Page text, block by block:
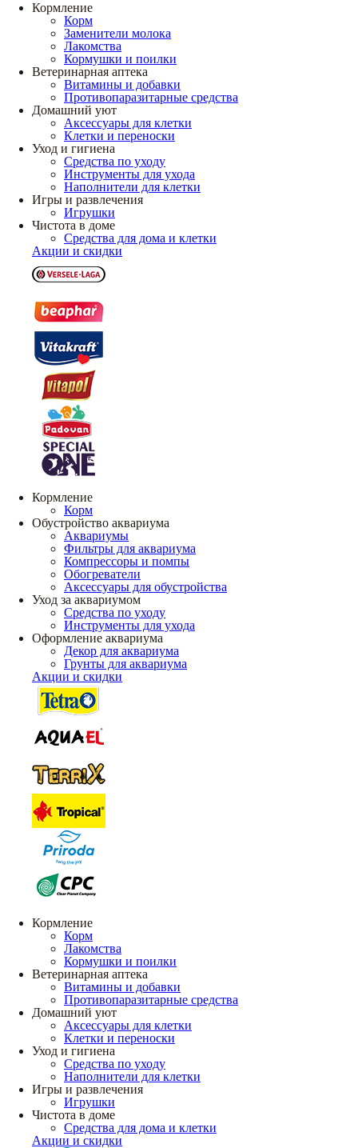
Кормление
Корм
Заменители молока
Лакомства
Кормушки и поилки
Ветеринарная аптека
Витамины и добавки
Противопаразитарные средства
Домашний уют
Аксессуары для клетки
Клетки и переноски
Уход и гигиена
Средства по уходу
Инструменты для ухода
Наполнители для клетки
Игры и развлечения
Игрушки
Чистота в доме
Средства для дома и клетки
Акции и скидки
Кормление
Корм
Обустройство аквариума
Аквариумы
Фильтры для аквариума
Компрессоры и помпы
Обогреватели
Аксессуары для обустройства
Уход за аквариумом
Средства по уходу
Инструменты для ухода
Оформление аквариума
Декор для аквариума
Грунты для аквариума
Акции и скидки
Кормление
Корм
Лакомства
Кормушки и поилки
Ветеринарная аптека
Витамины и добавки
Противопаразитарные средства
Домашний уют
Аксессуары для клетки
Клетки и переноски
Уход и гигиена
Средства по уходу
Наполнители для клетки
Игры и развлечения
Игрушки
Чистота в доме
Средства для дома и клетки
Акции и скидки